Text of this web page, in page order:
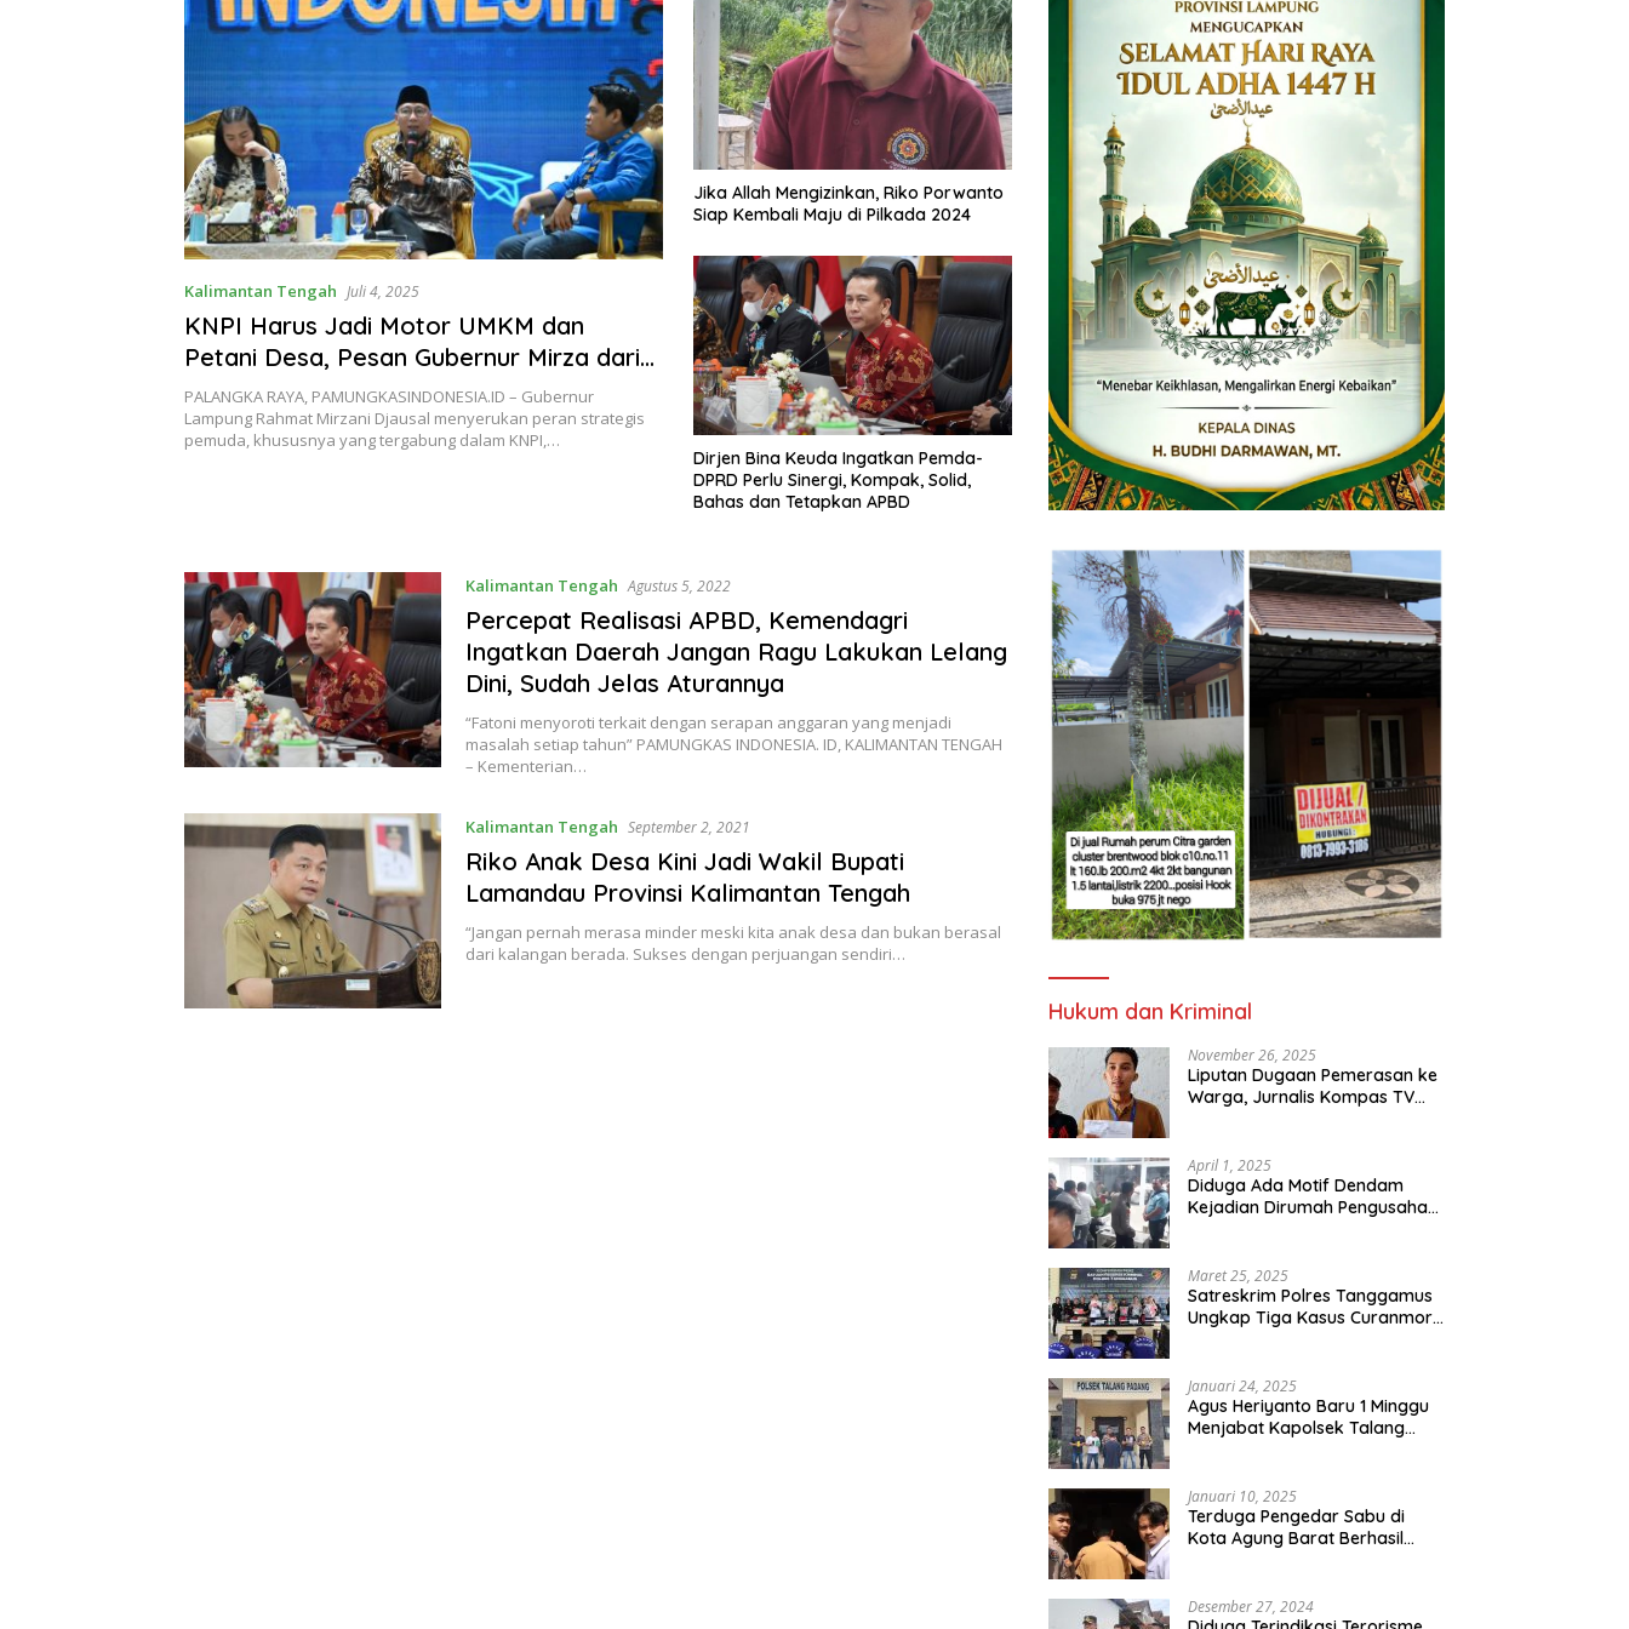
Kalimantan Tengah Juli 4, 2025
KNPI Harus Jadi Motor UMKM dan
Petani Desa, Pesan Gubernur Mirza dari
Palangka Raya
PALANGKA RAYA, PAMUNGKASINDONESIA.ID – Gubernur
Lampung Rahmat Mirzani Djausal menyerukan peran strategis
pemuda, khususnya yang tergabung dalam KNPI,…
Jika Allah Mengizinkan, Riko Porwanto
Siap Kembali Maju di Pilkada 2024
Dirjen Bina Keuda Ingatkan Pemda-
DPRD Perlu Sinergi, Kompak, Solid,
Bahas dan Tetapkan APBD
Kalimantan Tengah Agustus 5, 2022
Percepat Realisasi APBD, Kemendagri
Ingatkan Daerah Jangan Ragu Lakukan Lelang
Dini, Sudah Jelas Aturannya
“Fatoni menyoroti terkait dengan serapan anggaran yang menjadi
masalah setiap tahun” PAMUNGKAS INDONESIA. ID, KALIMANTAN TENGAH
– Kementerian…
Kalimantan Tengah September 2, 2021
Riko Anak Desa Kini Jadi Wakil Bupati
Lamandau Provinsi Kalimantan Tengah
“Jangan pernah merasa minder meski kita anak desa dan bukan berasal
dari kalangan berada. Sukses dengan perjuangan sendiri…
Hukum dan Kriminal
November 26, 2025
Liputan Dugaan Pemerasan ke
Warga, Jurnalis Kompas TV
April 1, 2025
Diduga Ada Motif Dendam
Kejadian Dirumah Pengusaha
Maret 25, 2025
Satreskrim Polres Tanggamus
Ungkap Tiga Kasus Curanmor,
Januari 24, 2025
Agus Heriyanto Baru 1 Minggu
Menjabat Kapolsek Talang
Januari 10, 2025
Terduga Pengedar Sabu di
Kota Agung Barat Berhasil
Desember 27, 2024